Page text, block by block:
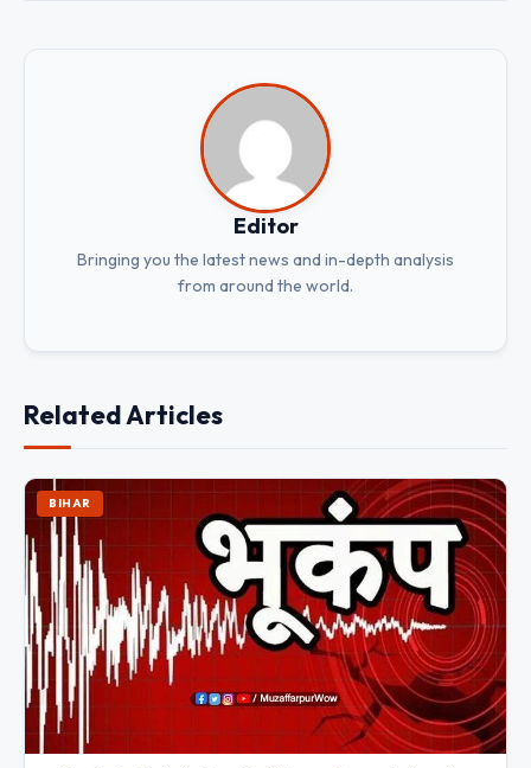
Editor
Bringing you the latest news and in-depth analysis
from around the world.
Related Articles
BIHAR